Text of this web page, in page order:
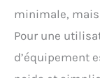
minimale,
Pour une
d’équipement